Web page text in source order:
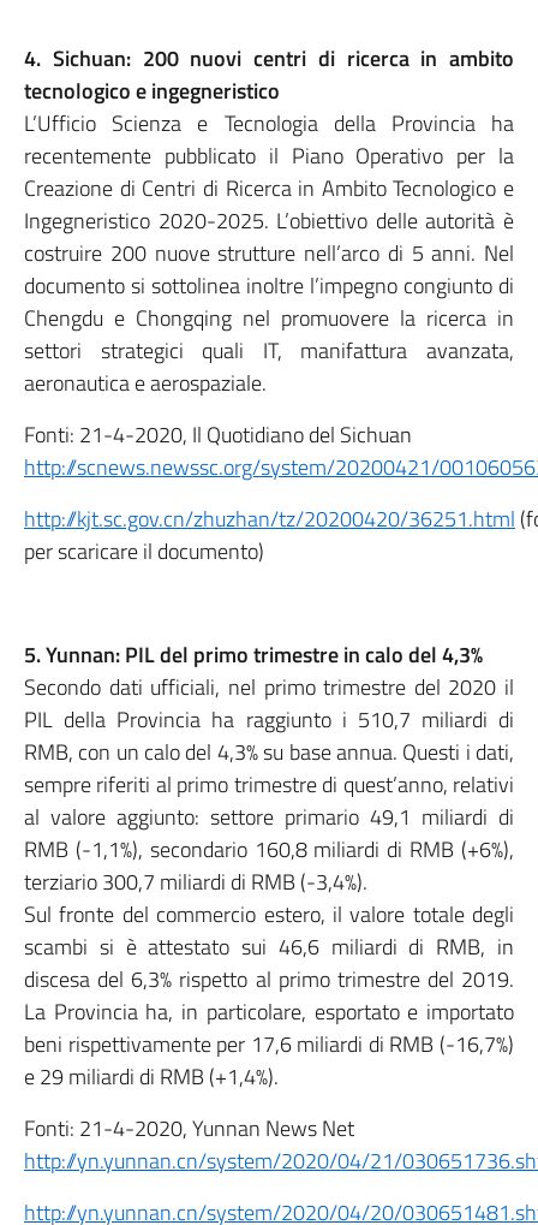
4. Sichuan: 200 nuovi centri di ricerca in ambito
tecnologico e ingegneristico
L’Ufficio Scienza e Tecnologia della Provincia ha
recentemente pubblicato il Piano Operativo per la
Creazione di Centri di Ricerca in Ambito Tecnologico e
Ingegneristico 2020-2025. L’obiettivo delle autorità è
costruire 200 nuove strutture nell’arco di 5 anni. Nel
documento si sottolinea inoltre l’impegno congiunto di
Chengdu e Chongqing nel promuovere la ricerca in
settori strategici quali IT, manifattura avanzata,
aeronautica e aerospaziale.
Fonti: 21-4-2020, Il Quotidiano del Sichuan
http://scnews.newssc.org/system/20200421/
http://kjt.sc.gov.cn/zhuzhan/tz/20200420/36251.html
per scaricare il documento)
5. Yunnan: PIL del primo trimestre in calo del 4,3%
Secondo dati ufficiali, nel primo trimestre del 2020 il
PIL della Provincia ha raggiunto i 510,7 miliardi di
RMB, con un calo del 4,3% su base annua. Questi i dati,
sempre riferiti al primo trimestre di quest’anno, relativi
al valore aggiunto: settore primario 49,1 miliardi di
RMB (-1,1%), secondario 160,8 miliardi di RMB (+6%),
terziario 300,7 miliardi di RMB (-3,4%).
Sul fronte del commercio estero, il valore totale degli
scambi si è attestato sui 46,6 miliardi di RMB, in
discesa del 6,3% rispetto al primo trimestre del 2019.
La Provincia ha, in particolare, esportato e importato
beni rispettivamente per 17,6 miliardi di RMB (-16,7%)
e 29 miliardi di RMB (+1,4%).
Fonti: 21-4-2020, Yunnan News Net
http://yn.yunnan.cn/system/2020/04/21/
http://yn.yunnan.cn/system/2020/04/20/